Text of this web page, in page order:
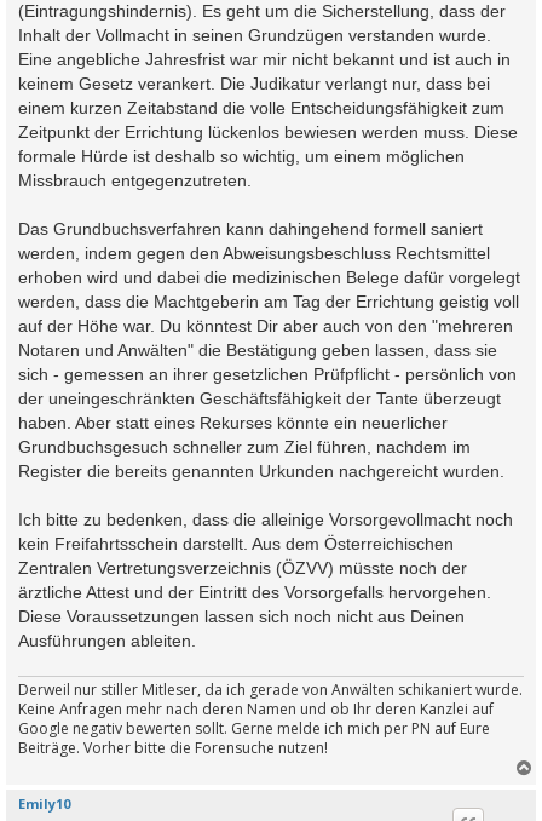
(Eintragungshindernis). Es geht um die Sicherstellung, dass der
Inhalt der Vollmacht in seinen Grundzügen verstanden wurde.
Eine angebliche Jahresfrist war mir nicht bekannt und ist auch in
keinem Gesetz verankert. Die Judikatur verlangt nur, dass bei
einem kurzen Zeitabstand die volle Entscheidungsfähigkeit zum
Zeitpunkt der Errichtung lückenlos bewiesen werden muss. Diese
formale Hürde ist deshalb so wichtig, um einem möglichen
Missbrauch entgegenzutreten.
Das Grundbuchsverfahren kann dahingehend formell saniert
werden, indem gegen den Abweisungsbeschluss Rechtsmittel
erhoben wird und dabei die medizinischen Belege dafür vorgelegt
werden, dass die Machtgeberin am Tag der Errichtung geistig voll
auf der Höhe war. Du könntest Dir aber auch von den "mehreren
Notaren und Anwälten" die Bestätigung geben lassen, dass sie
sich - gemessen an ihrer gesetzlichen Prüfpflicht - persönlich von
der uneingeschränkten Geschäftsfähigkeit der Tante überzeugt
haben. Aber statt eines Rekurses könnte ein neuerlicher
Grundbuchsgesuch schneller zum Ziel führen, nachdem im
Register die bereits genannten Urkunden nachgereicht wurden.
Ich bitte zu bedenken, dass die alleinige Vorsorgevollmacht noch
kein Freifahrtsschein darstellt. Aus dem Österreichischen
Zentralen Vertretungsverzeichnis (ÖZVV) müsste noch der
ärztliche Attest und der Eintritt des Vorsorgefalls hervorgehen.
Diese Voraussetzungen lassen sich noch nicht aus Deinen
Ausführungen ableiten.
Derweil nur stiller Mitleser, da ich gerade von Anwälten schikaniert wurde.
Keine Anfragen mehr nach deren Namen und ob Ihr deren Kanzlei auf
Google negativ bewerten sollt. Gerne melde ich mich per PN auf Eure
Beiträge. Vorher bitte die Forensuche nutzen!
Emily10